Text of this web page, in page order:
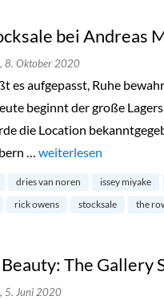
bei Andreas
8. Oktober 2020
es aufgepasst, Ruhe
beginnt der große
die Location
… „Endlich: Stocksale bei
weiterlesen
dries van noren issey miyake
rick owens stocksale the
The Gallery
5. Juni 2020